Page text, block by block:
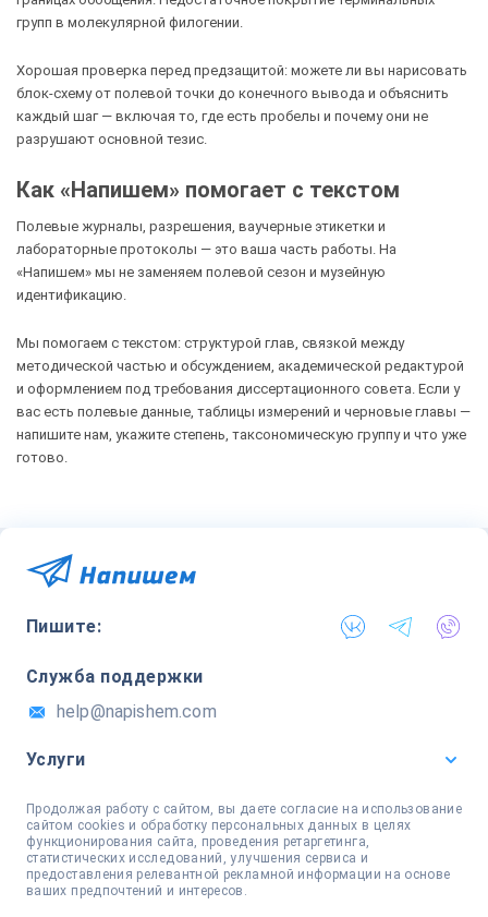
групп в молекулярной филогении.
Хорошая проверка перед предзащитой: можете ли вы нарисовать
блок-схему от полевой точки до конечного вывода и объяснить
каждый шаг — включая то, где есть пробелы и почему они не
разрушают основной тезис.
Как «Напишем» помогает с текстом
Полевые журналы, разрешения, ваучерные этикетки и
лабораторные протоколы — это ваша часть работы. На
«Напишем» мы не заменяем полевой сезон и музейную
идентификацию.
Мы помогаем с текстом: структурой глав, связкой между
методической частью и обсуждением, академической редактурой
и оформлением под требования диссертационного совета. Если у
вас есть полевые данные, таблицы измерений и черновые главы —
напишите нам, укажите степень, таксономическую группу и что уже
готово.
Пишите:
Служба поддержки
help@napishem.com
Услуги
Продолжая работу с сайтом, вы даете согласие на использование
сайтом cookies и обработку персональных данных в целях
функционирования сайта, проведения ретаргетинга,
статистических исследований, улучшения сервиса и
предоставления релевантной рекламной информации на основе
ваших предпочтений и интересов.